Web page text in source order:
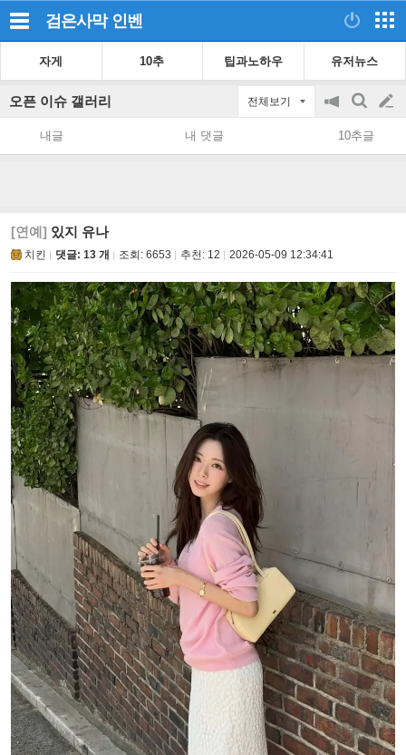
검은사막 인벤
자게 10추 팁과노하우 유저뉴스
오픈 이슈 갤러리 전체보기
공
지
on/off
검
색
글
쓰
내글 내 댓글 10추글
[연예] 있지 유나
치킨 댓글: 13 개 조회: 6653 추천: 12 2026-05-09 12:34:41